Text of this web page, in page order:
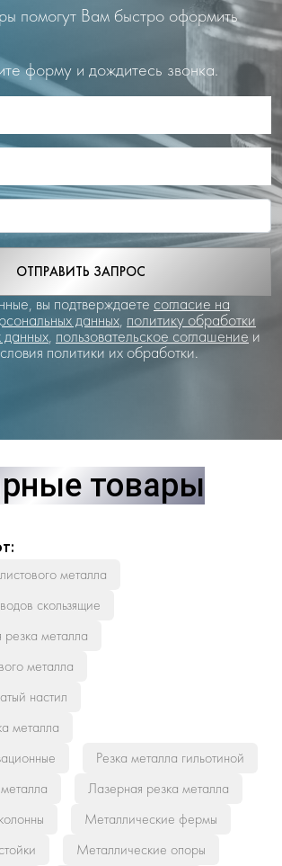
помогут Вам быстро оформить
форму и дождитесь звонка.
ОТПРАВИТЬ ЗАПРОС
вы подтверждаете согласие на
данных, политику обработки
данных, пользовательское соглашение и
политики их обработки.
товары
металла
скользящие
резка металла
металла
настил
металла
Резка металла гильотиной
Лазерная резка металла
Металлические фермы
Металлические опоры